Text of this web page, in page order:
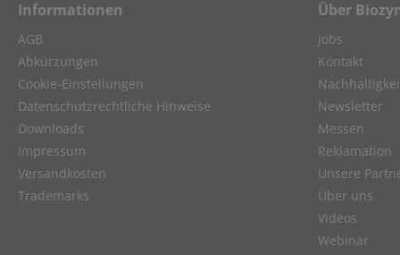
Informationen
AGB
Abkürzungen
Cookie-Einstellungen
Datenschutzrechtliche Hinweise
Downloads
Impressum
Versandkosten
Trademarks
Über
Jobs
Kontakt
Newsletter
Messen
Reklamation
Unsere
Über uns
Videos
Webinar